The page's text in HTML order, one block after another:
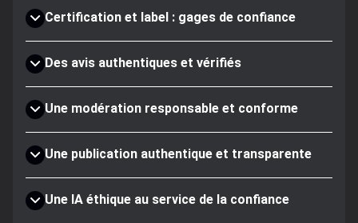
Certification et label : gages de confiance
Des avis authentiques et vérifiés
Une modération responsable et conforme
Une publication authentique et transparente
Une IA éthique au service de la confiance